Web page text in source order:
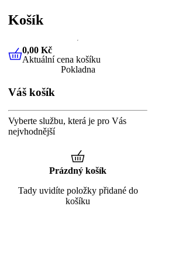
Košík
0,00 KčAktuální cena košíku
0,00 Kč
Aktuální cena košíku
Pokladna
Váš košík
Vyberte službu, která je pro Vás
nejvhodnější
Prázdný košík
Tady uvidíte položky přidané do
košíku